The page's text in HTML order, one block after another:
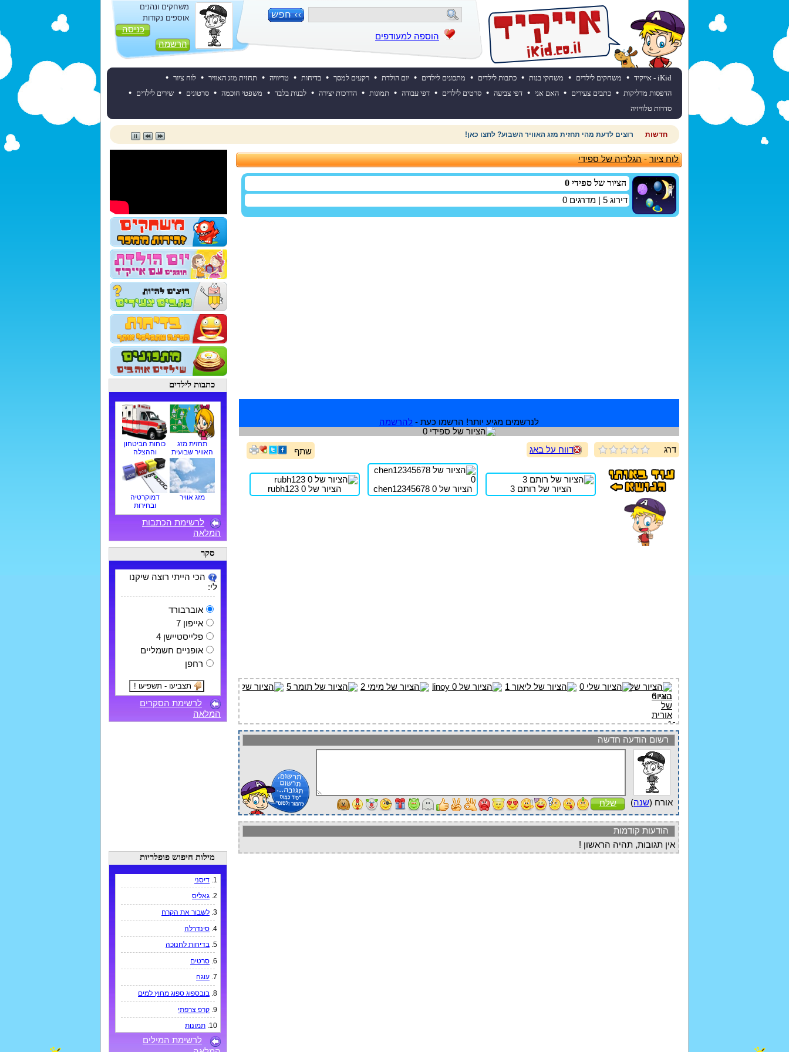
הוספה למעודפים
משחקים ונהנים
אוספים נקודות
כניסה
הרשמה
iKid - אייקיד • משחקים לילדים • משחקי בנות • כתבות לילדים • מתכונים לילדים • יום הולדת • רקעים למסך • בדיחות • טריוויה • תחזית מזג האוויר • לוח ציור •
הדפסות מדליקות • כתבים צעירים • האם אני • דפי צביעה • סרטים לילדים • דפי עבודה • תמונות • הדרכות יצירה • לבנות בלבד • משפטי חוכמה • סרטונים • שירים לילדים •
סדרות טלוויזיה
חדשות רוצים לדעת מהי תחזית מזג האוויר השבוע? לחצו כאן!
לוח ציור-הגלריה של ספידי
הציור של ספידי 0
דירוג 5 | מדרגים 0
לנרשמים מגיע יותר! הרשמו כעת - להרשמה
דרג דווח על באג שתף
הציור של רותם 3 הציור של chen12345678 0 הציור של rubh123 0
רשום הודעה חדשה
אורח (שנה) שלח
הודעות קודמות
אין תגובות, תהיה הראשון !
כתבות לילדים
תחזית מזג
האוויר שבועית
כוחות הביטחון
וההצלה
מזג אוויר
דמוקרטיה
ובחירות
לרשימת הכתבות
המלאה
סקר
הכי הייתי רוצה שיקנו
לי:
אוברבורד
אייפון 7
פלייסטיישן 4
אופניים חשמליים
רחפן
לרשימת הסקרים
המלאה
מילות חיפוש פופלריות
1. דיסני
2. גאליס
3. לשבור את הקרח
4. סינדרלה
5. בדיחות לחנוכה
6. סרטים
7. עוגה
8. בובספוג ספוג מחוץ למים
9. קרפ צרפתי
10. תמונות
לרשימת המילים